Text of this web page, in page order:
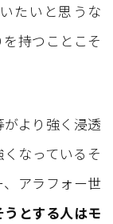
たいと思うな
持つことこそ
より強く浸透
なっているそ
アラフォー世
とする人はモ